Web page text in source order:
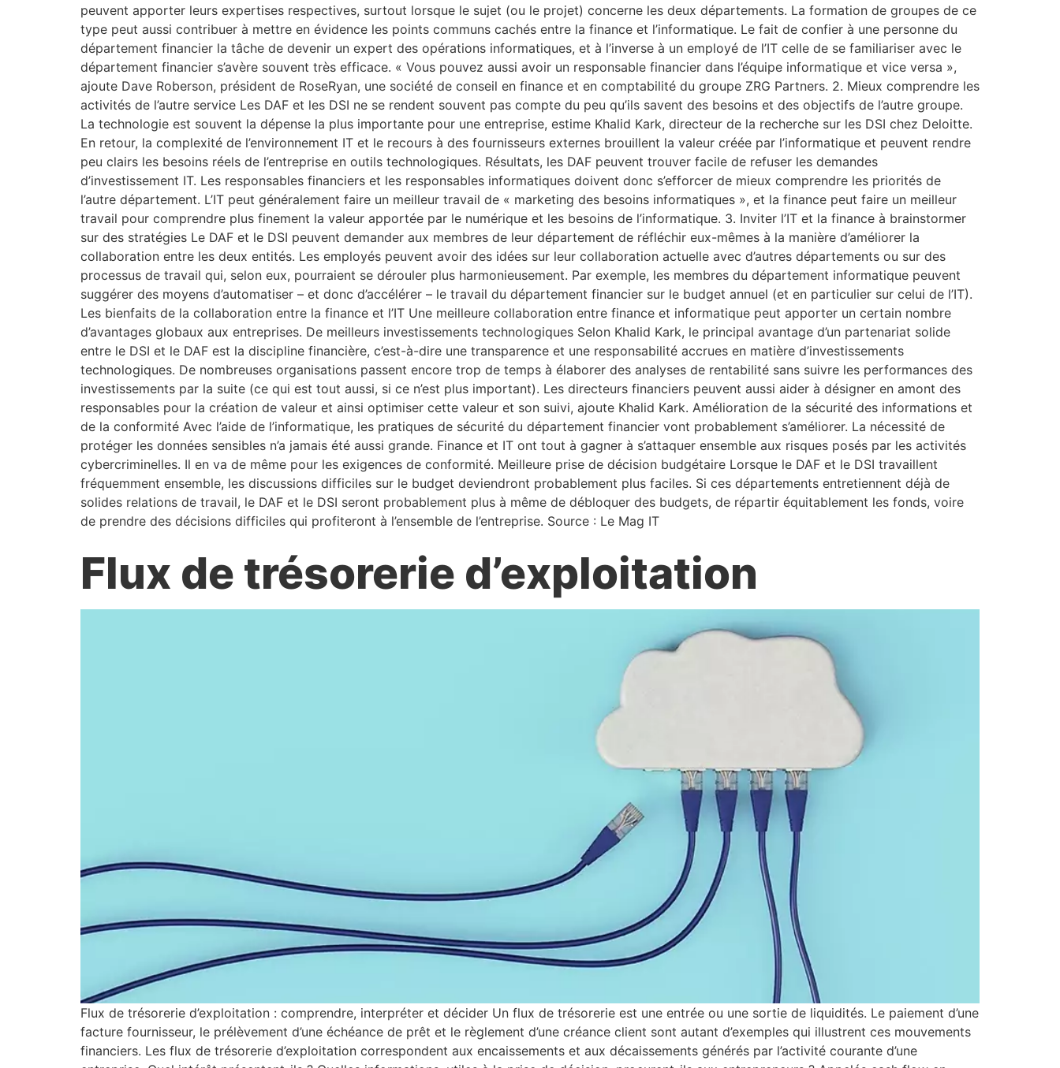
peuvent apporter leurs expertises respectives, surtout lorsque le sujet (ou le projet) concerne les deux départements. La formation de groupes de ce
type peut aussi contribuer à mettre en évidence les points communs cachés entre la finance et l’informatique. Le fait de confier à une personne du
département financier la tâche de devenir un expert des opérations informatiques, et à l’inverse à un employé de l’IT celle de se familiariser avec le
département financier s’avère souvent très efficace. « Vous pouvez aussi avoir un responsable financier dans l’équipe informatique et vice versa »,
ajoute Dave Roberson, président de RoseRyan, une société de conseil en finance et en comptabilité du groupe ZRG Partners. 2. Mieux comprendre les
activités de l’autre service Les DAF et les DSI ne se rendent souvent pas compte du peu qu’ils savent des besoins et des objectifs de l’autre groupe.
La technologie est souvent la dépense la plus importante pour une entreprise, estime Khalid Kark, directeur de la recherche sur les DSI chez Deloitte.
En retour, la complexité de l’environnement IT et le recours à des fournisseurs externes brouillent la valeur créée par l’informatique et peuvent rendre
peu clairs les besoins réels de l’entreprise en outils technologiques. Résultats, les DAF peuvent trouver facile de refuser les demandes
d’investissement IT. Les responsables financiers et les responsables informatiques doivent donc s’efforcer de mieux comprendre les priorités de
l’autre département. L’IT peut généralement faire un meilleur travail de « marketing des besoins informatiques », et la finance peut faire un meilleur
travail pour comprendre plus finement la valeur apportée par le numérique et les besoins de l’informatique. 3. Inviter l’IT et la finance à brainstormer
sur des stratégies Le DAF et le DSI peuvent demander aux membres de leur département de réfléchir eux-mêmes à la manière d’améliorer la
collaboration entre les deux entités. Les employés peuvent avoir des idées sur leur collaboration actuelle avec d’autres départements ou sur des
processus de travail qui, selon eux, pourraient se dérouler plus harmonieusement. Par exemple, les membres du département informatique peuvent
suggérer des moyens d’automatiser – et donc d’accélérer – le travail du département financier sur le budget annuel (et en particulier sur celui de l’IT).
Les bienfaits de la collaboration entre la finance et l’IT Une meilleure collaboration entre finance et informatique peut apporter un certain nombre
d’avantages globaux aux entreprises. De meilleurs investissements technologiques Selon Khalid Kark, le principal avantage d’un partenariat solide
entre le DSI et le DAF est la discipline financière, c’est-à-dire une transparence et une responsabilité accrues en matière d’investissements
technologiques. De nombreuses organisations passent encore trop de temps à élaborer des analyses de rentabilité sans suivre les performances des
investissements par la suite (ce qui est tout aussi, si ce n’est plus important). Les directeurs financiers peuvent aussi aider à désigner en amont des
responsables pour la création de valeur et ainsi optimiser cette valeur et son suivi, ajoute Khalid Kark. Amélioration de la sécurité des informations et
de la conformité Avec l’aide de l’informatique, les pratiques de sécurité du département financier vont probablement s’améliorer. La nécessité de
protéger les données sensibles n’a jamais été aussi grande. Finance et IT ont tout à gagner à s’attaquer ensemble aux risques posés par les activités
cybercriminelles. Il en va de même pour les exigences de conformité. Meilleure prise de décision budgétaire Lorsque le DAF et le DSI travaillent
fréquemment ensemble, les discussions difficiles sur le budget deviendront probablement plus faciles. Si ces départements entretiennent déjà de
solides relations de travail, le DAF et le DSI seront probablement plus à même de débloquer des budgets, de répartir équitablement les fonds, voire
de prendre des décisions difficiles qui profiteront à l’ensemble de l’entreprise. Source : Le Mag IT
Flux de trésorerie d’exploitation
Flux de trésorerie d’exploitation : comprendre, interpréter et décider Un flux de trésorerie est une entrée ou une sortie de liquidités. Le paiement d’une
facture fournisseur, le prélèvement d’une échéance de prêt et le règlement d’une créance client sont autant d’exemples qui illustrent ces mouvements
financiers. Les flux de trésorerie d’exploitation correspondent aux encaissements et aux décaissements générés par l’activité courante d’une